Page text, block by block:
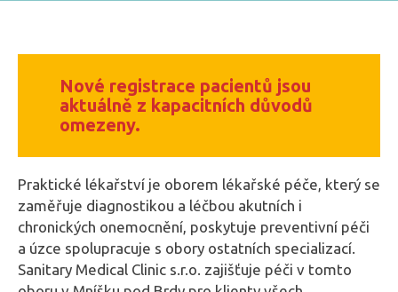
Nové registrace pacientů jsou
aktuálně z kapacitních důvodů
omezeny.
Praktické lékařství je oborem lékařské péče, který se
zaměřuje diagnostikou a léčbou akutních i
chronických onemocnění, poskytuje preventivní péči
a úzce spolupracuje s obory ostatních specializací.
Sanitary Medical Clinic s.r.o. zajišťuje péči v tomto